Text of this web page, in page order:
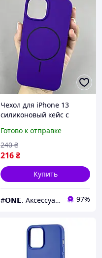
Чехол для iPhone 13
силиконовый кейс с
на айфон 13 фиолетовый
w01r
Готово к отправке
216₴
240 ₴
Купить
#𝗢𝗡𝗘. Аксессуары к смартфонам 97%